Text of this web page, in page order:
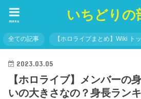
いちどりの
menu
全ての記事 【ホロライブまとめ】Wiki ト
2023.03.05
【ホロライブ】メンバーの
いの大きさなの？身長ラン